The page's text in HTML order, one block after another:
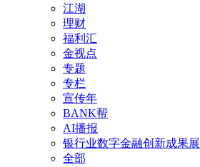
江湖
理财
福利汇
金视点
专题
专栏
宣传年
BANK帮
AI播报
银行业数字金融创新成果展
全部